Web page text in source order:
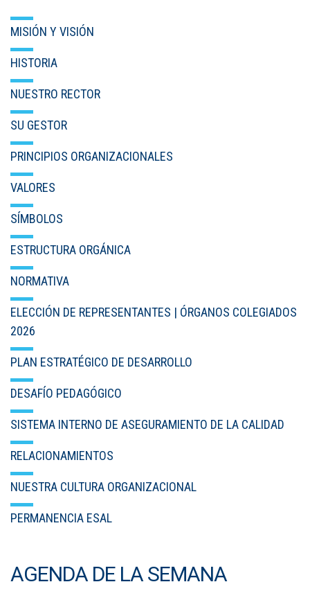
MISIÓN Y VISIÓN
HISTORIA
NUESTRO RECTOR
SU GESTOR
PRINCIPIOS ORGANIZACIONALES
VALORES
SÍMBOLOS
ESTRUCTURA ORGÁNICA
NORMATIVA
ELECCIÓN DE REPRESENTANTES | ÓRGANOS COLEGIADOS
2026
PLAN ESTRATÉGICO DE DESARROLLO
DESAFÍO PEDAGÓGICO
SISTEMA INTERNO DE ASEGURAMIENTO DE LA CALIDAD
RELACIONAMIENTOS
NUESTRA CULTURA ORGANIZACIONAL
PERMANENCIA ESAL
AGENDA DE LA SEMANA